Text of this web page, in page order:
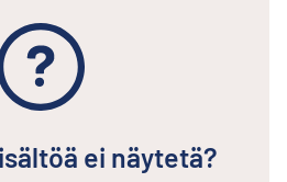
ei näytetä?